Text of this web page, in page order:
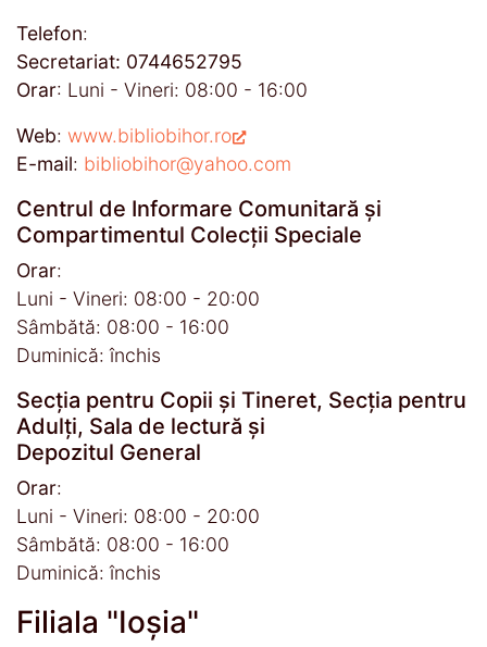
Telefon:
Secretariat: 0744652795
Orar: Luni - Vineri: 08:00 - 16:00
Web: www.bibliobihor.ro
E-mail: bibliobihor@yahoo.com
Centrul de Informare Comunitară și
Compartimentul Colecții Speciale
Orar:
Luni - Vineri: 08:00 - 20:00
Sâmbătă: 08:00 - 16:00
Duminică: închis
Secția pentru Copii și Tineret, Secția pentru
Adulți, Sala de lectură și
Depozitul General
Orar:
Luni - Vineri: 08:00 - 20:00
Sâmbătă: 08:00 - 16:00
Duminică: închis
Filiala "Ioșia"